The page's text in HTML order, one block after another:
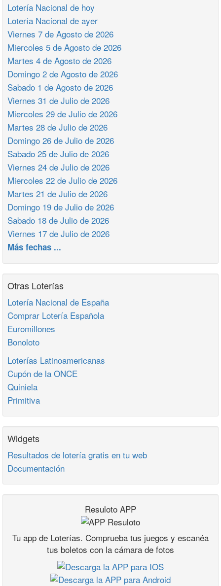
Lotería Nacional de hoy
Lotería Nacional de ayer
Viernes 7 de Agosto de 2026
Miercoles 5 de Agosto de 2026
Martes 4 de Agosto de 2026
Domingo 2 de Agosto de 2026
Sabado 1 de Agosto de 2026
Viernes 31 de Julio de 2026
Miercoles 29 de Julio de 2026
Martes 28 de Julio de 2026
Domingo 26 de Julio de 2026
Sabado 25 de Julio de 2026
Viernes 24 de Julio de 2026
Miercoles 22 de Julio de 2026
Martes 21 de Julio de 2026
Domingo 19 de Julio de 2026
Sabado 18 de Julio de 2026
Viernes 17 de Julio de 2026
Más fechas ...
Otras Loterías
Lotería Nacional de España
Comprar Lotería Española
Euromillones
Bonoloto
Loterías Latinoamericanas
Cupón de la ONCE
Quiniela
Primitiva
Widgets
Resultados de lotería gratis en tu web
Documentación
Resuloto APP
Tu app de Loterías. Comprueba tus juegos y escanéa
tus boletos con la cámara de fotos